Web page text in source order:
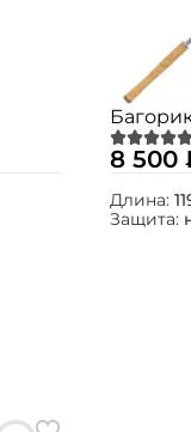
8 500
Длина:
Защита: